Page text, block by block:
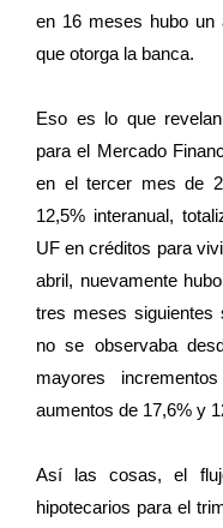
en 16 meses hubo un
que otorga la banca.
Eso es lo que
para el Mercado
en el tercer mes de
12,5% interanual,
UF en créditos para
abril, nuevamente
tres meses siguientes
no se observaba
mayores
aumentos de 17,6% y
Así las cosas, el
hipotecarios para el